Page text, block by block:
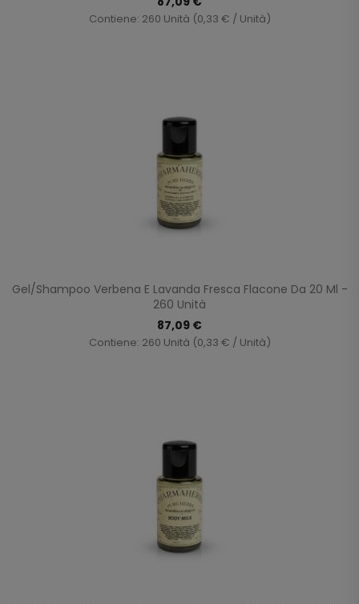
Contiene: 260 Unità (0,33 € / Unità)
Gel/Shampoo Verbena E Lavanda Fresca Flacone Da 20 Ml -
260 Unità
87,09 €
Contiene: 260 Unità (0,33 € / Unità)